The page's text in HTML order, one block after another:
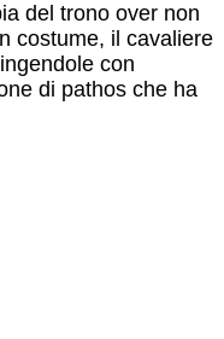
del trono over non
costume, il cavaliere
con
di pathos che ha